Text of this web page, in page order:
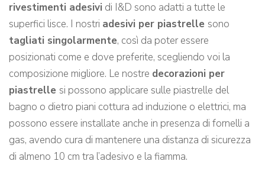
rivestimenti adesivi di I&D sono adatti a tutte le
superfici lisce. I nostri adesivi per piastrelle sono
tagliati singolarmente, così da poter essere
posizionati come e dove preferite, scegliendo voi la
composizione migliore. Le nostre decorazioni per
piastrelle si possono applicare sulle piastrelle del
bagno o dietro piani cottura ad induzione o elettrici, ma
possono essere installate anche in presenza di fornelli a
gas, avendo cura di mantenere una distanza di sicurezza
di almeno 10 cm tra l’adesivo e la fiamma.